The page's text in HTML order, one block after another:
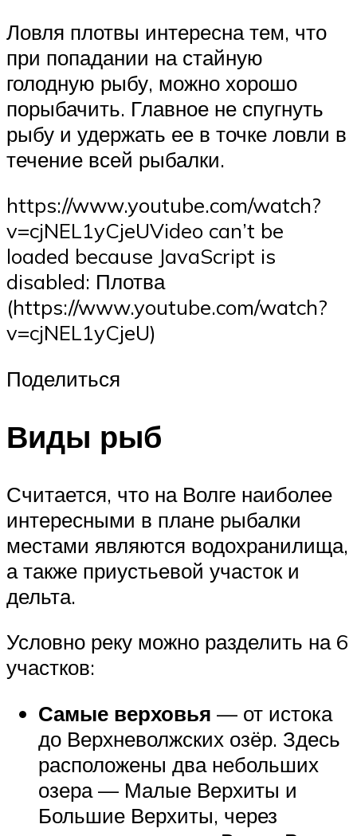
Ловля плотвы интересна тем, что
при попадании на стайную
голодную рыбу, можно хорошо
порыбачить. Главное не спугнуть
рыбу и удержать ее в точке ловли в
течение всей рыбалки.
https://www.youtube.com/watch?
v=cjNEL1yCjeUVideo can’t be
loaded because JavaScript is
disabled: Плотва
(https://www.youtube.com/watch?
v=cjNEL1yCjeU)
Поделиться
Виды рыб
Считается, что на Волге наиболее
интересными в плане рыбалки
местами являются водохранилища,
а также приустьевой участок и
дельта.
Условно реку можно разделить на 6
участков:
Самые верховья — от истока
до Верхневолжских озёр. Здесь
расположены два небольших
озера — Малые Верхиты и
Большие Верхиты, через